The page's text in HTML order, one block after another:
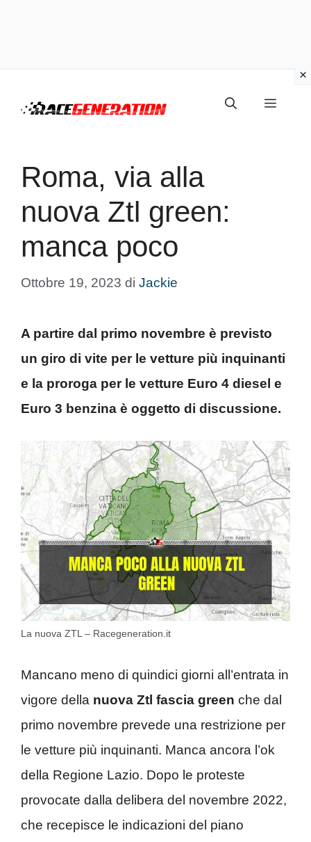
Menu
Roma, via alla
nuova Ztl green:
manca poco
Ottobre 19, 2023 di Jackie
A partire dal primo novembre è previsto
un giro di vite per le vetture più inquinanti
e la proroga per le vetture Euro 4 diesel e
Euro 3 benzina è oggetto di discussione.
La nuova ZTL – Racegeneration.it
Mancano meno di quindici giorni all’entrata in
vigore della nuova Ztl fascia green che dal
primo novembre prevede una restrizione per
le vetture più inquinanti. Manca ancora l’ok
della Regione Lazio. Dopo le proteste
provocate dalla delibera del novembre 2022,
che recepisce le indicazioni del piano